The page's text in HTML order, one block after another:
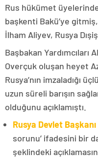
Rus hükümet
başkenti Bakü’ye
İlham Aliyev, Rusya
Başbakan Yardımcıları
Overçuk oluşan heyet
Rusya’nın imzaladığı
uzun süreli barışın
olduğunu açıklamıştı.
Rusya Devlet Başkanı
sorunu’ ifadesini bir
şeklindeki